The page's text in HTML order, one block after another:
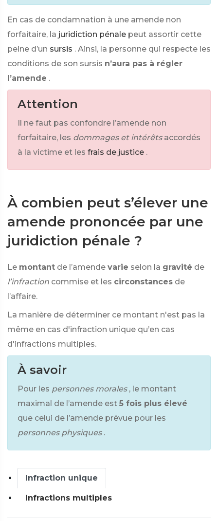
En cas de condamnation à une amende non
forfaitaire, la juridiction pénale peut assortir cette
peine d’un sursis . Ainsi, la personne qui respecte les
conditions de son sursis n’aura pas à régler
l’amende .
Attention
Il ne faut pas confondre l’amende non
forfaitaire, les dommages et intérêts accordés
à la victime et les frais de justice .
À combien peut s’élever une
amende prononcée par une
juridiction pénale ?
Le montant de l’amende varie selon la gravité de
l’infraction commise et les circonstances de
l’affaire.
La manière de déterminer ce montant n'est pas la
même en cas d'infraction unique qu’en cas
d'infractions multiples.
À savoir
Pour les personnes morales , le montant
maximal de l’amende est 5 fois plus élevé
que celui de l’amende prévue pour les
personnes physiques .
Infraction unique
Infractions multiples